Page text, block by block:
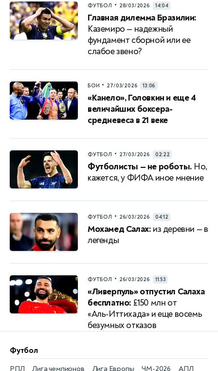
ФУТБОЛ • 28/03/2026 14:04
Главная дилемма Бразилии:
Каземиро — надежный
фундамент сборной или ее
слабое звено?
БОИ • 27/03/2026 13:06
«Канело», Головкин и еще 4
величайших боксера-
средневеса в 21 веке
ФУТБОЛ • 27/03/2026 02:22
Футболисты — не роботы. Но,
кажется, у ФИФА иное мнение
ФУТБОЛ • 26/03/2026 04:12
Мохамед Салах: из деревни — в
легенды
ФУТБОЛ • 26/03/2026 11:53
«Ливерпуль» отпустил Салаха
бесплатно: £150 млн от
«Аль‑Иттихада» и еще восемь
безумных отказов
Футбол
РПЛ Лига чемпионов Лига Европы ЧМ-2026 АПЛ